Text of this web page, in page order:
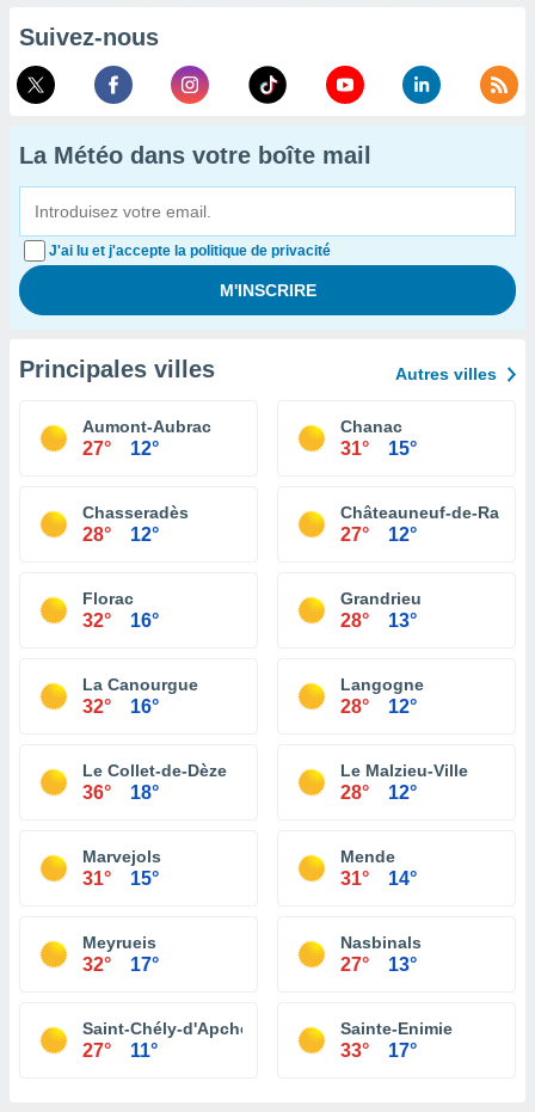
Suivez-nous
La Météo dans votre boîte mail
J'ai lu et j'accepte la politique de privacité
Principales villes Autres villes
Aumont-Aubrac
27° 12°
Chanac
31° 15°
Chasseradès
28° 12°
Châteauneuf-de-
27° 12°
Florac
32° 16°
Grandrieu
28° 13°
La Canourgue
32° 16°
Langogne
28° 12°
Le Collet-de-Dèze
36° 18°
Le Malzieu-Ville
28° 12°
Marvejols
31° 15°
Mende
31° 14°
Meyrueis
32° 17°
Nasbinals
27° 13°
Saint-Chély-d'Apcher
27° 11°
Sainte-Enimie
33° 17°